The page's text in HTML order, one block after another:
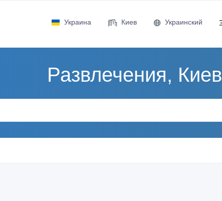
Украина Киев Украинский
Развлечения, Киев